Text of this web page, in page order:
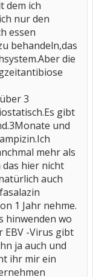
dem ich
nur den
essen
behandeln,das
die
3
gibt
und
mehr als
das hier nicht
auch
1 Jahr nehme.
hinwenden wo
EBV -Virus gibt
ja auch und
ihr mir ein